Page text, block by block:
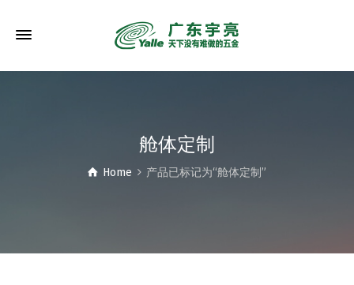
舱体定制
Home 产品已标记为“舱体定制”